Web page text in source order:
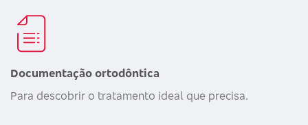
Documentação ortodôntica
Para descobrir o tratamento ideal que precisa.